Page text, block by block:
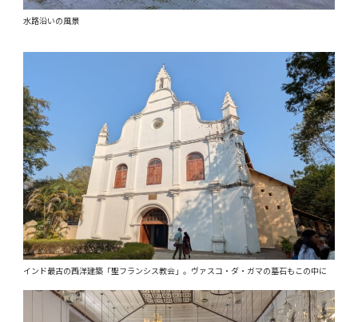
水路沿いの風景
インド最古の西洋建築「聖フランシス教会」。ヴァスコ・ダ・ガマの墓石もこの中に